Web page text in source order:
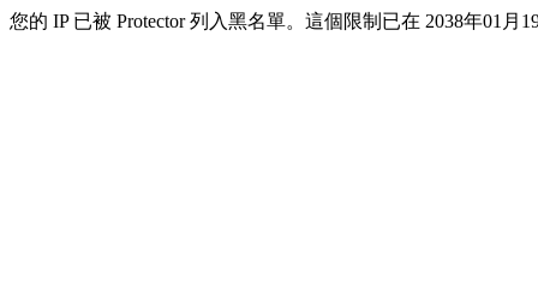
您的 IP 已被 Protector 列入黑名單。這個限制已在 2038年01月